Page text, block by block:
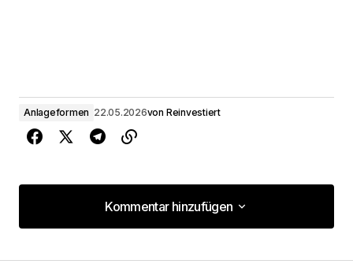
Anlageformen 22.05.2026von Reinvestiert
Kommentar hinzufügen
Kommentar hinzufügen